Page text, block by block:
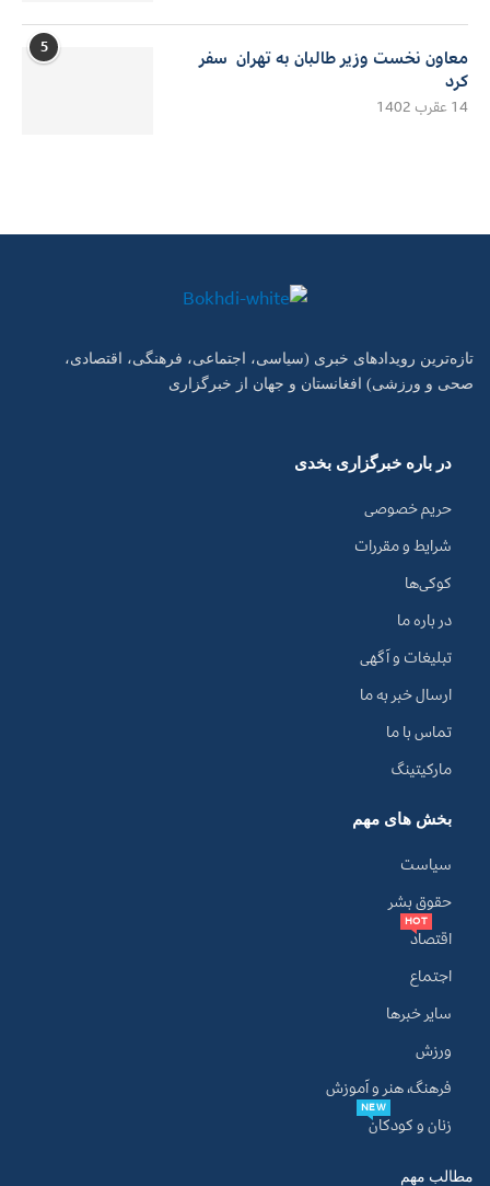
5
معاون نخست وزیر طالبان به تهران سفر
کرد
14 عقرب 1402
تازه‌ترین رویدادهای خبری (سیاسی، اجتماعی، فرهنگی، اقتصادی،
صحی و ورزشی) افغانستان و جهان از خبرگزاری
در باره خبرگزاری بخدی
حریم خصوصی
شرایط و مقررات
کوکی‌ها
در باره ما
تبلیغات و آگهی
ارسال خبر به ما
تماس با ما
مارکیتینگ
بخش های مهم
سیاست
حقوق بشر
اقتصاد
HOT
اجتماع
سایر خبرها
ورزش
فرهنگ، هنر و آموزش
زنان و کودکان
NEW
مطالب مهم